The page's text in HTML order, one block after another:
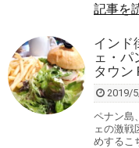
記事を
インド
ェ・パ
タウン
2019/
ペナン島
ェの激戦
めするこ